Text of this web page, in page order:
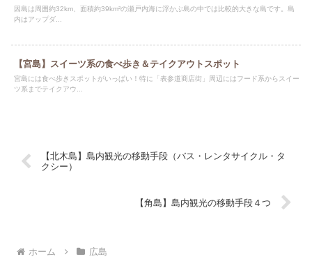
因島は周囲約32km、面積約39km²の瀬戸内海に浮かぶ島の中では比較的大きな島です。島
内はアップダ...
【宮島】スイーツ系の食べ歩き＆テイクアウトスポット
宮島には食べ歩きスポットがいっぱい！特に「表参道商店街」周辺にはフード系からスイー
ツ系までテイクアウ...
【北木島】島内観光の移動手段（バス・レンタサイクル・タ
クシー）
【角島】島内観光の移動手段４つ
ホーム 広島